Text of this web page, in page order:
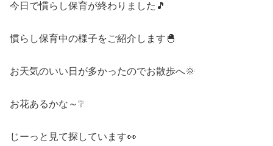
今日で慣らし保育が終わりました🎵
慣らし保育中の様子をご紹介します🐣
お天気のいい日が多かったのでお散歩へ🌞
お花あるかな～❔
じーっと見て探しています👀